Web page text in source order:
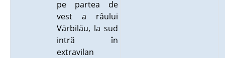
pe partea de
vest a râului
Vărbilău, la sud
intră în
extravilan